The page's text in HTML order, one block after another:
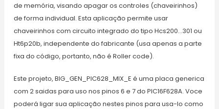
de memória, visando apagar os controles (chaveirinhos)
de forma individual. Esta aplicação permite usar
chaveirinhos com circuito integrado do tipo Hcs200…301 ou
Ht6p20b, independente do fabricante (usa apenas a parte
fixa do código, portanto, não é Roller code).
Este projeto, BIG_GEN_PIC628_MIX_E é uma placa generica
com 2 saidas para uso nos pinos 6 e 7 do PIC16F628A. Voce
poderá ligar sua aplicação nestes pinos para usa-lo como